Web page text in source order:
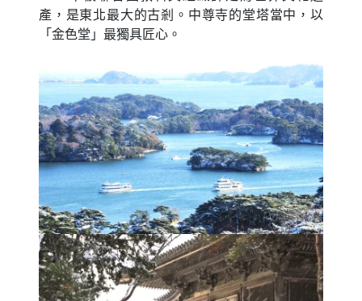
產，是東北最大的古剎。中尊寺的堂塔當中，以
「金色堂」最獨具匠心。